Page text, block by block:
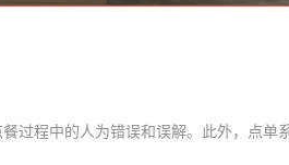
过程中的人为错误和误解。此外，点单